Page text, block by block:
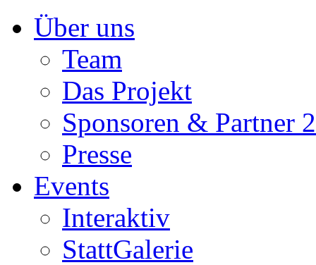
Inhalt
springenÜber uns
Team
Das Projekt
Sponsoren & Partner
Presse
Events
Interaktiv
StattGalerie